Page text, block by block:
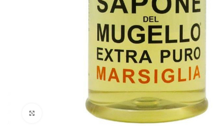
Clicca per ingrandire